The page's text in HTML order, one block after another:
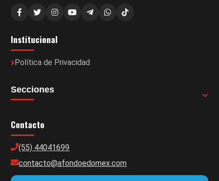
Institucional
Política de Privacidad
Secciones
Contacto
(55) 44041699
contacto@afondoedomex.com